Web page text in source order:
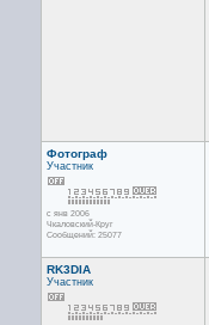
Фотограф
Участник
с янв 2006
Чкаловский-Круг
Сообщений: 25077
RK3DIA
Участник